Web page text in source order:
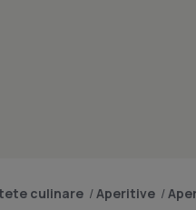
culinare /Aperitive /